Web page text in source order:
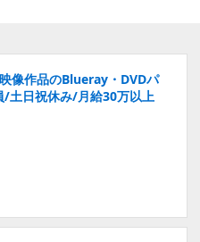
像作品のBlueray・DVDパ
/土日祝休み/月給30万以上